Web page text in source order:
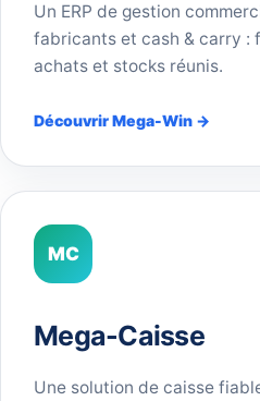
Un ERP de gestion
fabricants et cash & carry :
achats et stocks réunis.
Découvrir Mega-Win →
MC
Mega-Caisse
Une solution de caisse